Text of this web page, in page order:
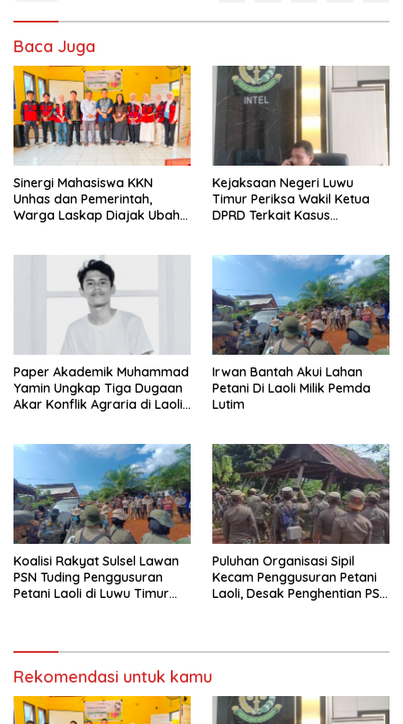
Baca Juga
Sinergi Mahasiswa KKN
Unhas dan Pemerintah,
Warga Laskap Diajak Ubah
Kejaksaan Negeri Luwu
Timur Periksa Wakil Ketua
DPRD Terkait Kasus
Paper Akademik Muhammad
Yamin Ungkap Tiga Dugaan
Akar Konflik Agraria di Laoli
Irwan Bantah Akui Lahan
Petani Di Laoli Milik Pemda
Lutim
Koalisi Rakyat Sulsel Lawan
PSN Tuding Penggusuran
Petani Laoli di Luwu Timur
Puluhan Organisasi Sipil
Kecam Penggusuran Petani
Laoli, Desak Penghentian PSN
Rekomendasi untuk kamu